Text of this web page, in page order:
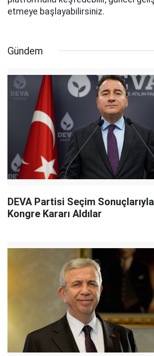
etmeye başlayabilirsiniz.
Gündem
DEVA Partisi Seçim Sonuçlarıyla
Kongre Kararı Aldılar